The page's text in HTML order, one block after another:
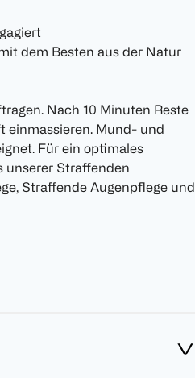
dem Besten aus der Natur
Nach 10 Minuten Reste
einmassieren. Mund- und
Für ein optimales
unserer Straffenden
Straffende Augenpflege und